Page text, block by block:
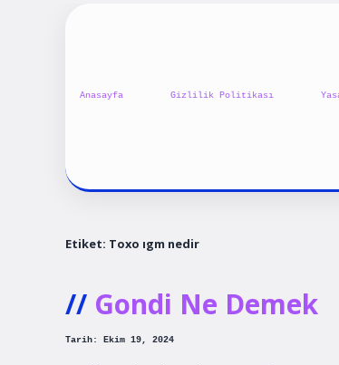
Anasayfa Gizlilik Politikası
Etiket: Toxo ıgm nedir
Gondi Ne Demek
Tarih: Ekim 19, 2024